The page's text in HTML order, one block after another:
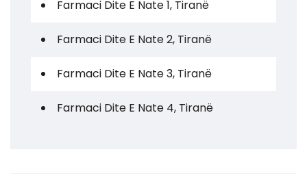
Farmaci Dite E Nate 1, Tiranë
Farmaci Dite E Nate 2, Tiranë
Farmaci Dite E Nate 3, Tiranë
Farmaci Dite E Nate 4, Tiranë